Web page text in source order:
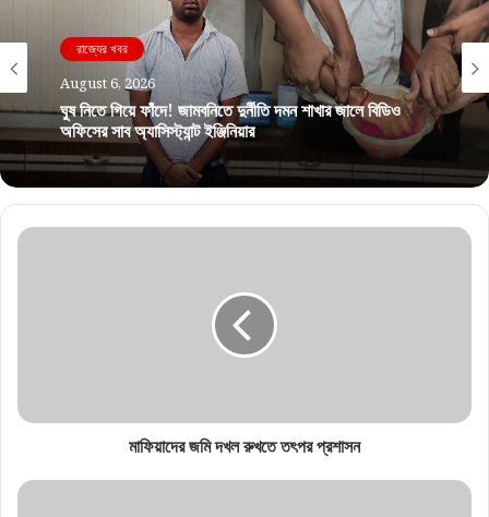
রাজ্যের খবর
August 6, 2026
ঘুষ নিতে গিয়ে ফাঁদে! জামবনিতে দুর্নীতি দমন শাখার জালে বিডিও
অফিসের সাব অ্যাসিস্ট্যান্ট ইঞ্জিনিয়ার
মাফিয়াদের জমি দখল রুখতে তৎপর প্রশাসন